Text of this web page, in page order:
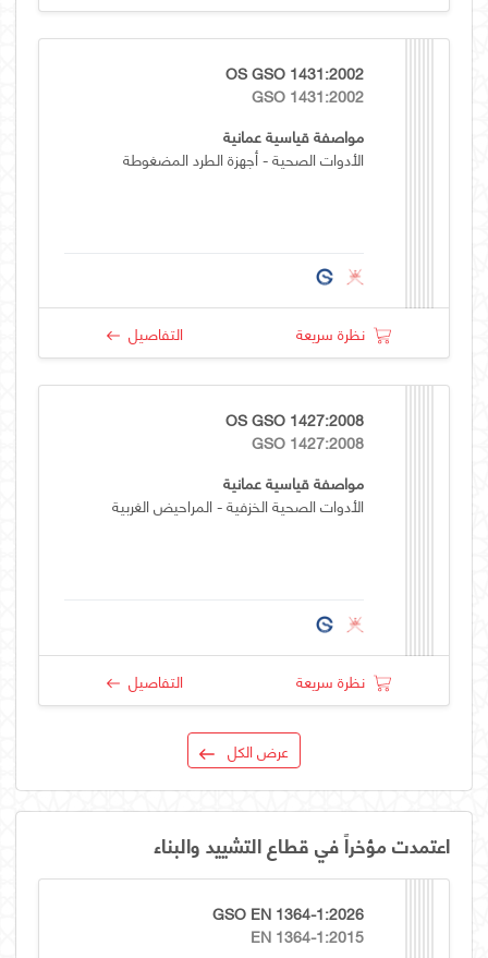
OS GSO 1431:2002
GSO 1431:2002
مواصفة قياسية عمانية
الأدوات الصحية - أجهزة الطرد المضغوطة
نظرة سريعة التفاصيل
OS GSO 1427:2008
GSO 1427:2008
مواصفة قياسية عمانية
الأدوات الصحية الخزفية - المراحيض الغربية
نظرة سريعة التفاصيل
عرض الكل
اعتمدت مؤخراً في قطاع التشييد والبناء
GSO EN 1364-1:2026
EN 1364-1:2015